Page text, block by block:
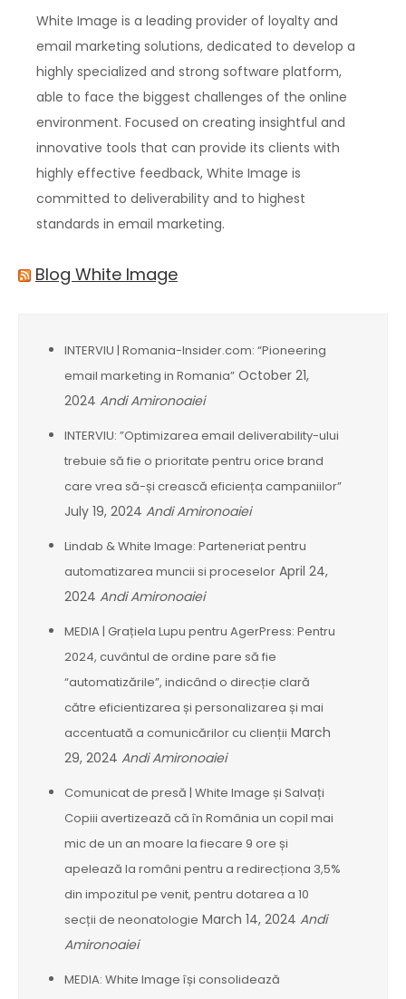
White Image is a leading provider of loyalty and
email marketing solutions, dedicated to develop a
highly specialized and strong software platform,
able to face the biggest challenges of the online
environment. Focused on creating insightful and
innovative tools that can provide its clients with
highly effective feedback, White Image is
committed to deliverability and to highest
standards in email marketing.
Blog White Image
INTERVIU | Romania-Insider.com: “Pioneering
email marketing in Romania” October 21,
2024 Andi Amironoaiei
INTERVIU: ”Optimizarea email deliverability-ului
trebuie să fie o prioritate pentru orice brand
care vrea să-și crească eficiența campaniilor”
July 19, 2024 Andi Amironoaiei
Lindab & White Image: Parteneriat pentru
automatizarea muncii si proceselor April 24,
2024 Andi Amironoaiei
MEDIA | Grațiela Lupu pentru AgerPress: Pentru
2024, cuvântul de ordine pare să fie
“automatizările”, indicând o direcție clară
către eficientizarea și personalizarea și mai
accentuată a comunicărilor cu clienții March
29, 2024 Andi Amironoaiei
Comunicat de presă | White Image și Salvați
Copiii avertizează că în România un copil mai
mic de un an moare la fiecare 9 ore și
apelează la români pentru a redirecționa 3,5%
din impozitul pe venit, pentru dotarea a 10
secții de neonatologie March 14, 2024 Andi
Amironoaiei
MEDIA: White Image își consolidează